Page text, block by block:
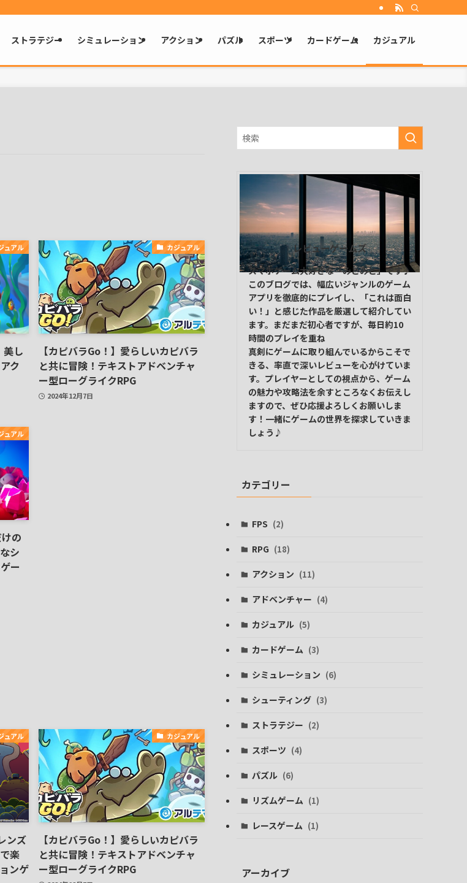
ストラテジー シミュレーション アクション パズル スポーツ カードゲーム カジュアル
ュアル
美し
ク
カジュアル
【カピバラGo！】愛らしいカピバラ
と共に冒険！テキストアドベンチャ
ー型ローグライクRPG
2024年12月7日
ュアル
の
シ
ー
ュアル
ンズ
楽
ンゲ
カジュアル
【カピバラGo！】愛らしいカピバラ
と共に冒険！テキストアドベンチャ
ー型ローグライクRPG
レビューゲームズ
スマホゲーム大好きな「みとみと」です♪
このブログでは、幅広いジャンルのゲーム
アプリを徹底的にプレイし、「これは面白
い！」と感じた作品を厳選して紹介してい
ます。まだまだ初心者ですが、毎日約10
時間のプレイを重ね
真剣にゲームに取り組んでいるからこそで
きる、率直で深いレビューを心がけていま
す。プレイヤーとしての視点から、ゲーム
の魅力や攻略法を余すところなくお伝えし
ますので、ぜひ応援よろしくお願いしま
す！一緒にゲームの世界を探求していきま
しょう♪
カテゴリー
FPS (2)
RPG (18)
アクション (11)
アドベンチャー (4)
カジュアル (5)
カードゲーム (3)
シミュレーション (6)
シューティング (3)
ストラテジー (2)
スポーツ (4)
パズル (6)
リズムゲーム (1)
レースゲーム (1)
アーカイブ